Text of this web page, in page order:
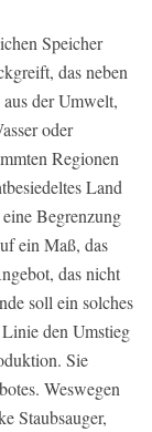
Speicher
das neben
der Umwelt,
oder
Regionen
Land
Begrenzung
ein Maß, das
das nicht
soll ein solches
den Umstieg
Sie
Weswegen
Staubsauger,